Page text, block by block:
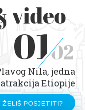
video
0102
Nila, jedna
Etiopije
ŽELIŠ POSJETITI?